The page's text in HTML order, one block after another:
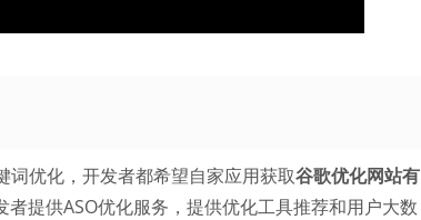
词优化，开发者都希望自家应用获取谷歌优化网站有
提供ASO优化服务，提供优化工具推荐和用户大数